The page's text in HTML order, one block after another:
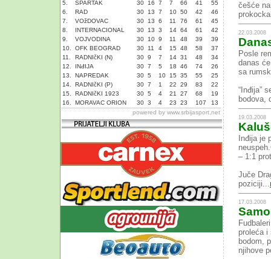
5.
SPARTAK 30 16 7 7 66 41
55
6.
RAD 30 13 7 10 50 42
46
7.
VOžDOVAC 30 13 6 11 76 61
45
8.
INTERNACIONAL 30 13 3 14 64 61
42
9.
VOJVODINA 30 10 9 11 48 39
39
10.
OFK BEOGRAD 30 11 4 15 48 58
37
11.
RADNIčKI (N) 30 9 7 14 31 48
34
12.
INđIJA 30 7 5 18 46 74
26
13.
NAPREDAK 30 5 10 15 35 55
25
14.
RADNIčKI (P) 30 7 1 22 29 83
22
15.
RADNIčKI 1923 30 5 4 21 27 68
19
16.
MORAVAC ORION 30 3 4 23 23 107
13
powered by www.srbijasport.net
češće
22.03.2008
Posle
danas
sa
“Inđija”
bodova,
19.03.2008
Inđija je
– 1:1
Juče
poziciji...
17.03.2008
proleća
bodom,
njihove